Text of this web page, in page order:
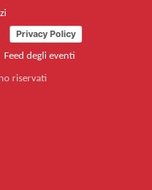
Privacy Policy
Feed degli eventi
riservati